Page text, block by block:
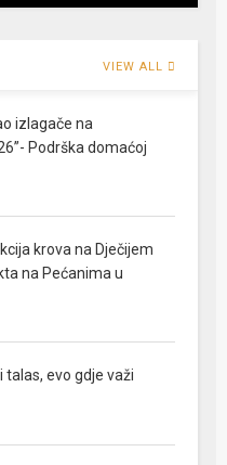
VIEW ALL
izlagače na
Podrška domaćoj
krova na Dječijem
na Pećanima u
talas, evo gdje važi